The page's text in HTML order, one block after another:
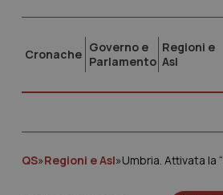
Cronache Governo e
Parlamento
Regioni e
Asl
QS»Regioni e Asl»Umbria. Attivata